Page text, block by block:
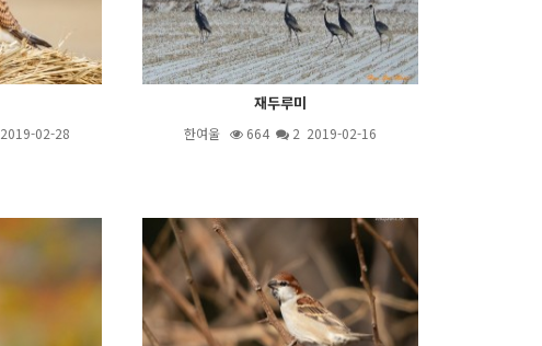
2019-02-28
재두루미
한여울 664 2 2019-02-16